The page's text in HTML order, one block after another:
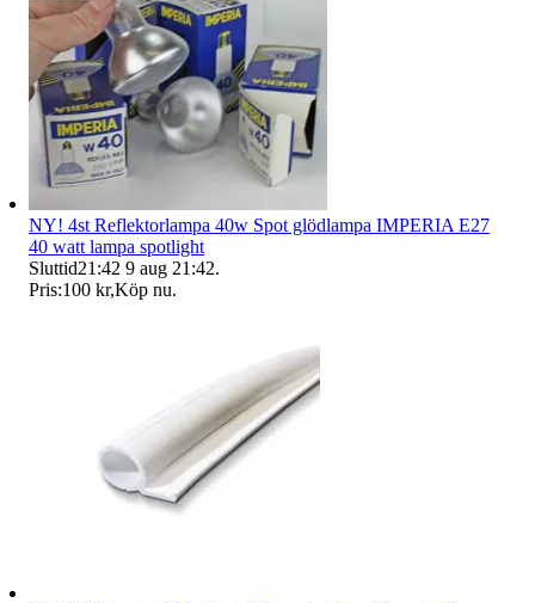
NY! 4st Reflektorlampa 40w Spot glödlampa IMPERIA E27
40 watt lampa spotlight
Sluttid21:42 9 aug 21:42.
Pris:100 kr,Köp nu.